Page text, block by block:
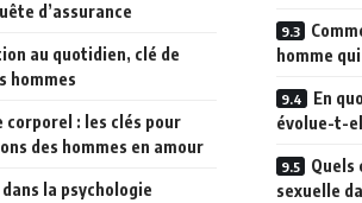
d’assurance
au quotidien, clé de
hommes
corporel : les clés pour
des hommes en amour
la psychologie
homme
En
évolue-t-
Quels
sexuelle